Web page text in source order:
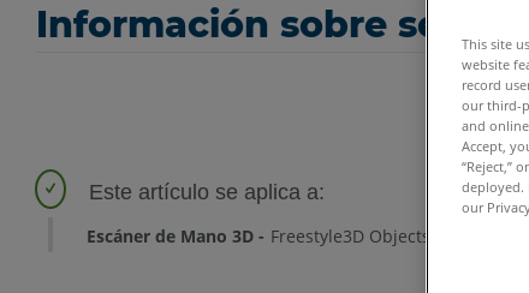
Información sobre
Escáner de Mano 3D Freestyle3D Objects
This site
website
record
our third-
and
Accept,
“Reject,”
deployed.
our